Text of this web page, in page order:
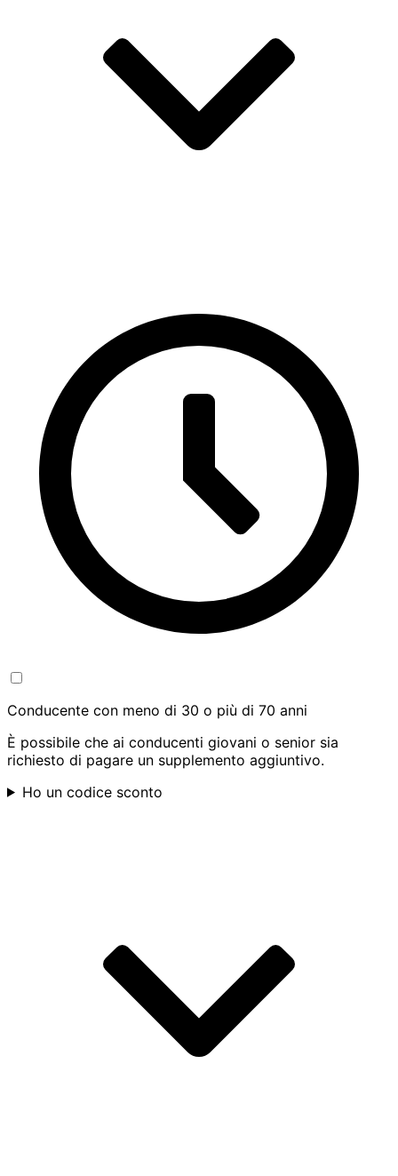
Conducente con meno di 30 o più di 70 anni
È possibile che ai conducenti giovani o senior sia
richiesto di pagare un supplemento aggiuntivo.
Ho un codice sconto